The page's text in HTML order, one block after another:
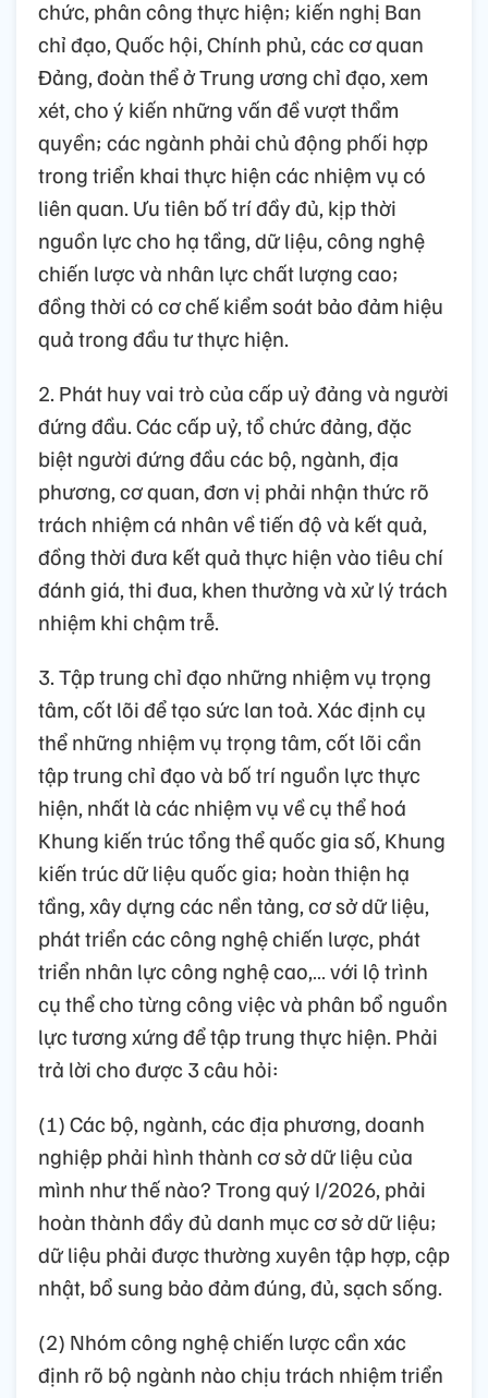
chức, phân công thực hiện; kiến nghị Ban
chỉ đạo, Quốc hội, Chính phủ, các cơ quan
Đảng, đoàn thể ở Trung ương chỉ đạo, xem
xét, cho ý kiến những vấn đề vượt thẩm
quyền; các ngành phải chủ động phối hợp
trong triển khai thực hiện các nhiệm vụ có
liên quan. Ưu tiên bố trí đầy đủ, kịp thời
nguồn lực cho hạ tầng, dữ liệu, công nghệ
chiến lược và nhân lực chất lượng cao;
đồng thời có cơ chế kiểm soát bảo đảm hiệu
quả trong đầu tư thực hiện.
2. Phát huy vai trò của cấp uỷ đảng và người
đứng đầu. Các cấp uỷ, tổ chức đảng, đặc
biệt người đứng đầu các bộ, ngành, địa
phương, cơ quan, đơn vị phải nhận thức rõ
trách nhiệm cá nhân về tiến độ và kết quả,
đồng thời đưa kết quả thực hiện vào tiêu chí
đánh giá, thi đua, khen thưởng và xử lý trách
nhiệm khi chậm trễ.
3. Tập trung chỉ đạo những nhiệm vụ trọng
tâm, cốt lõi để tạo sức lan toả. Xác định cụ
thể những nhiệm vụ trọng tâm, cốt lõi cần
tập trung chỉ đạo và bố trí nguồn lực thực
hiện, nhất là các nhiệm vụ về cụ thể hoá
Khung kiến trúc tổng thể quốc gia số, Khung
kiến trúc dữ liệu quốc gia; hoàn thiện hạ
tầng, xây dựng các nền tảng, cơ sở dữ liệu,
phát triển các công nghệ chiến lược, phát
triển nhân lực công nghệ cao,… với lộ trình
cụ thể cho từng công việc và phân bổ nguồn
lực tương xứng để tập trung thực hiện. Phải
trả lời cho được 3 câu hỏi:
(1) Các bộ, ngành, các địa phương, doanh
nghiệp phải hình thành cơ sở dữ liệu của
mình như thế nào? Trong quý I/2026, phải
hoàn thành đầy đủ danh mục cơ sở dữ liệu;
dữ liệu phải được thường xuyên tập hợp, cập
nhật, bổ sung bảo đảm đúng, đủ, sạch sống.
(2) Nhóm công nghệ chiến lược cần xác
định rõ bộ ngành nào chịu trách nhiệm triển